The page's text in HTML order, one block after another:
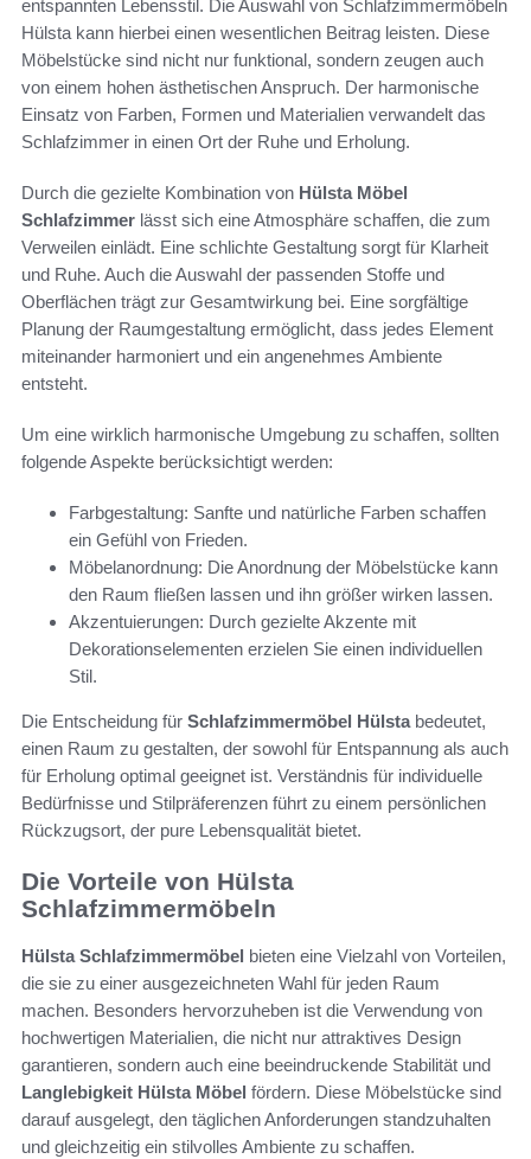
entspannten Lebensstil. Die Auswahl von Schlafzimmermöbeln
Hülsta kann hierbei einen wesentlichen Beitrag leisten. Diese
Möbelstücke sind nicht nur funktional, sondern zeugen auch
von einem hohen ästhetischen Anspruch. Der harmonische
Einsatz von Farben, Formen und Materialien verwandelt das
Schlafzimmer in einen Ort der Ruhe und Erholung.
Durch die gezielte Kombination von Hülsta Möbel
Schlafzimmer lässt sich eine Atmosphäre schaffen, die zum
Verweilen einlädt. Eine schlichte Gestaltung sorgt für Klarheit
und Ruhe. Auch die Auswahl der passenden Stoffe und
Oberflächen trägt zur Gesamtwirkung bei. Eine sorgfältige
Planung der Raumgestaltung ermöglicht, dass jedes Element
miteinander harmoniert und ein angenehmes Ambiente
entsteht.
Um eine wirklich harmonische Umgebung zu schaffen, sollten
folgende Aspekte berücksichtigt werden:
Farbgestaltung: Sanfte und natürliche Farben schaffen
ein Gefühl von Frieden.
Möbelanordnung: Die Anordnung der Möbelstücke kann
den Raum fließen lassen und ihn größer wirken lassen.
Akzentuierungen: Durch gezielte Akzente mit
Dekorationselementen erzielen Sie einen individuellen
Stil.
Die Entscheidung für Schlafzimmermöbel Hülstabedeutet,
einen Raum zu gestalten, der sowohl für Entspannung als auch
für Erholung optimal geeignet ist. Verständnis für individuelle
Bedürfnisse und Stilpräferenzen führt zu einem persönlichen
Rückzugsort, der pure Lebensqualität bietet.
Die Vorteile von Hülsta
Schlafzimmermöbeln
Hülsta Schlafzimmermöbel bieten eine Vielzahl von Vorteilen,
die sie zu einer ausgezeichneten Wahl für jeden Raum
machen. Besonders hervorzuheben ist die Verwendung von
hochwertigen Materialien, die nicht nur attraktives Design
garantieren, sondern auch eine beeindruckende Stabilität und
Langlebigkeit Hülsta Möbel fördern. Diese Möbelstücke sind
darauf ausgelegt, den täglichen Anforderungen standzuhalten
und gleichzeitig ein stilvolles Ambiente zu schaffen.